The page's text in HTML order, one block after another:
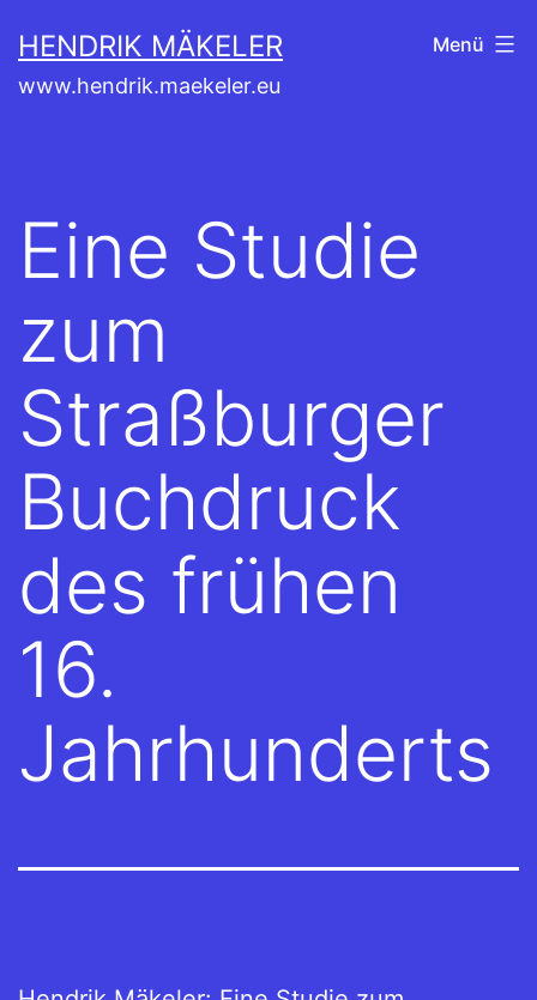
Inhalt
springen
HENDRIK MÄKELER
www.hendrik.maekeler.eu
Menü
Eine Studie
zum
Straßburger
Buchdruck
des frühen
16.
Jahrhunderts